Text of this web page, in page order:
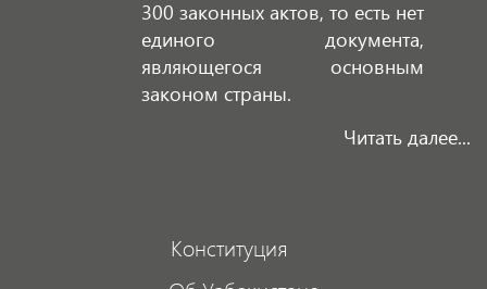
300 законных актов, то есть нет
единого документа,
являющегося основным
законом страны.
Читать далее...
Конституция